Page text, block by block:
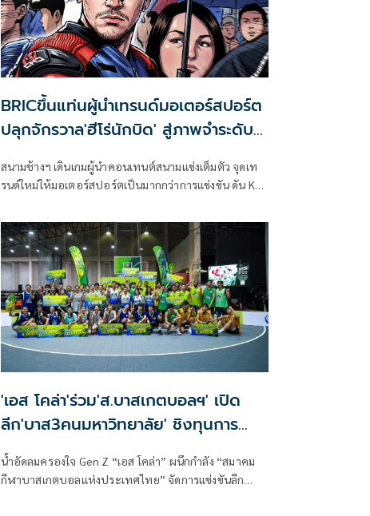
BRICขึ้นแท่นผู้นำเทรนด์มอเตอร์สปอร์ต
ปลุกจักรวาล'ฮีโร่นักบิด' สู่ภาพจำระดับ
สนามช้างฯ เดินเกมผู้นำคอนเทนต์สนามแข่งเต็มตัว จุดเท
รนด์ใหม่ให้มอเตอร์สปอร์ตเป็นมากกว่าการแข่งขัน ดัน Key
วงการสองล้อภูมิภาค สร้างแรงกระเพื่อมครั้งใหญ่ให้แก่
วงการมอเตอร์สปอร์ตระดับสากล
'เอส โคล่า'ร่วม'ส.บาสเกตบอลฯ' เปิด
ลีก'บาส3คนมหาวิทยาลัย' ชิงทุนการ
ศึกษารวมกว่า1ล้าน
น้ำอัดลมครองใจ Gen Z “เอส โคล่า” ผนึกกำลัง “สมาคม
กีฬาบาสเกตบอลแห่งประเทศไทย” จัดการแข่งขันลีก